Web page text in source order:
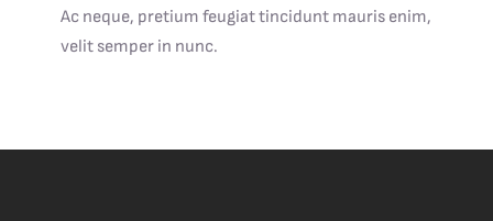
Ac neque, pretium feugiat tincidunt mauris enim,
velit semper in nunc.